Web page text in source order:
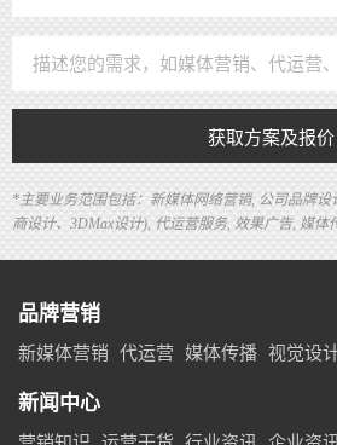
获取方案及报价
*主要业务范围包括：新媒体网络营销, 公司品牌
商设计、3DMax设计), 代运营服务, 效果广告, 媒体
品牌营销
新媒体营销 代运营 媒体传播 视觉设
新闻中心